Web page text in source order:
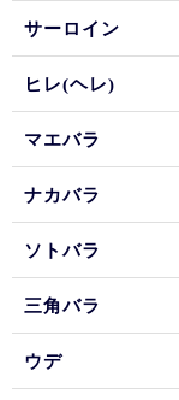
サーロイン
ヒレ(ヘレ)
マエバラ
ナカバラ
ソトバラ
三角バラ
ウデ